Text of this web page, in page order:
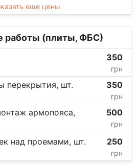
еще цены
работы (плиты, ФБС)
350
грн
перекрытия, шт. 350
грн
армопояса,
500
грн
над проемами, шт. 250
грн